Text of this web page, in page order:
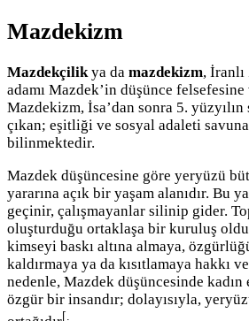
Mazdekizm
Mazdekçilikya da mazdekizm,
adamı Mazdek’in düşünce
Mazdekizm, İsa’dan sonra 5.
çıkan; eşitliği ve sosyal adaleti
bilinmektedir.
Mazdek düşüncesine göre yeryüzü
yararına açık bir yaşam alanıdır. Bu
geçinir, çalışmayanlar silinip gider.
oluşturduğu ortaklaşa bir kuruluş
kimseyi baskı altına almaya,
kaldırmaya ya da kısıtlamaya hakkı
nedenle, Mazdek düşüncesinde
özgür bir insandır; dolayısıyla,
[.